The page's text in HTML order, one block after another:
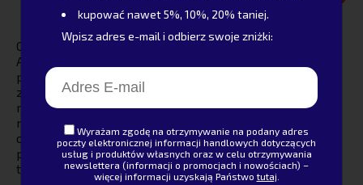
Chcesz wiedzieć,jakie okulary korekcyjne wybrać?
ANA HICKMANN AH1374-04D to kolejna interesująca
propozycja w naszym rankingu. Model ten został
zaprojektowany przez światowej sławy ekskluzywną
markę optyczną, której założycielką jest brazylijska
modelka – Ana Hickmann. Okulary tej marki cieszą się
ogromną popularnością wśród kupujących. Wyróżnia je
połączenie najwyższej jakości wraz z najgorętszymi
trendami optycznymi.
kupować nawet 5%, 10%, 20% taniej.
Wpisz adres e-mail i odbierz swoje zniżki:
Wyrażam zgodę na otrzymywanie na podany adres
poczty elektronicznej informacji handlowych dotyczących
usług i produktów własnych oraz w celu otrzymywania
newslettera (informacji o promocjach i nowościach) –
więcej informacji uzyskają Państwotutaj